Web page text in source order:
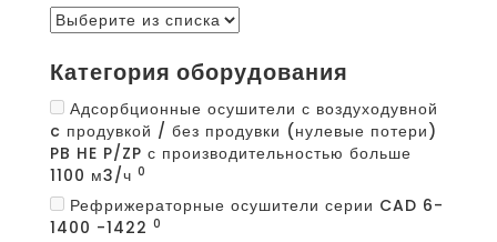
Категория оборудования
Адсорбционные осушители с воздуходувной
c продувкой / без продувки (нулевые потери)
PB HE P/ZP с производительностью больше
1100 м3/ч 0
Рефрижераторные осушители серии CAD 6-
1400 -1422 0